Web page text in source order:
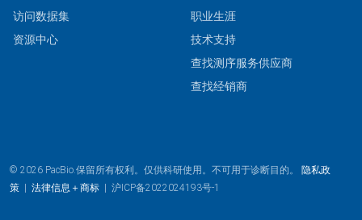
访问数据集
资源中心
职业生涯
技术支持
查找测序服务供应商
查找经销商
© 2026 PacBio.保留所有权利。仅供科研使用。不可用于诊断目的。 隐私政
策 | 法律信息＋商标 | 沪ICP备2022024193号-1